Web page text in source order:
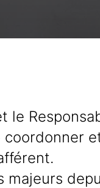
le
majeurs